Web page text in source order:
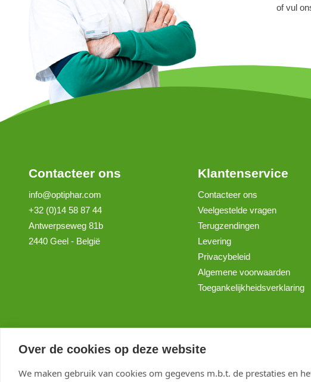
Over de cookies op deze website
We maken gebruik van cookies om gegevens m.b.t. de prestaties en
of vul
Contacteer ons
info@optiphar.com
+32 (0)14 58 87 44
Antwerpseweg 81b
2440 Geel - België
Klantenservice
Contacteer ons
Veelgestelde vragen
Terugzendingen
Levering
Privacybeleid
Algemene voorwaarden
Toegankelijkheidsverklaring